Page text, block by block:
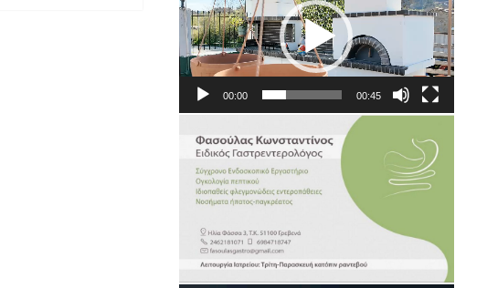
Βίντεο
00:00 00:45